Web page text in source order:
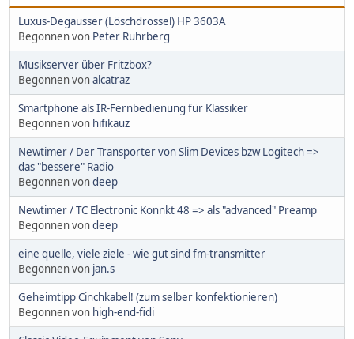
Luxus-Degausser (Löschdrossel) HP 3603A
Begonnen von Peter Ruhrberg
Musikserver über Fritzbox?
Begonnen vonalcatraz
Smartphone als IR-Fernbedienung für Klassiker
Begonnen von hifikauz
Newtimer / Der Transporter von Slim Devices bzw Logitech =>
das "bessere" Radio
Begonnen vondeep
Newtimer / TC Electronic Konnkt 48 => als "advanced" Preamp
Begonnen vondeep
eine quelle, viele ziele - wie gut sind fm-transmitter
Begonnen von jan.s
Geheimtipp Cinchkabel! (zum selber konfektionieren)
Begonnen von high-end-fidi